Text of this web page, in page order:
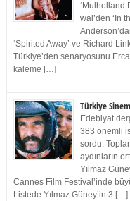
‘Mulholland
wai’den ‘In
‘Spirited Away’ ve Richard
Türkiye’den senaryosunu
kaleme […]
Türkiye
Edebiyat
383 önemli
sordu.
aydınların
Yılmaz
Cannes Film Festival’inde
Listede Yılmaz Güney’in 3 […]